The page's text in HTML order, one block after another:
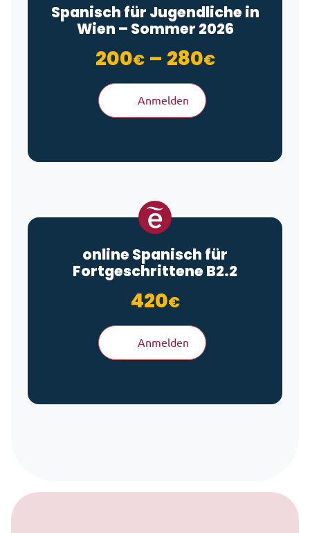
Spanisch für Jugendliche in
Wien – Sommer 2026
200€ – 280€
Anmelden
online Spanisch für
Fortgeschrittene B2.2
420€
Anmelden
Zum Inhalt springen